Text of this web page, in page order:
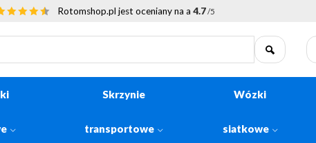
Rotomshop.pl jest oceniany na a 4.7/5
Skrzynie
transportowe
Wózki
siatkowe